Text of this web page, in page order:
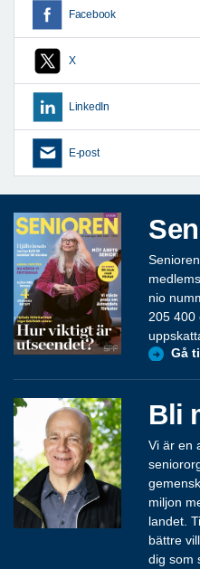
Facebook
X
LinkedIn
E-post
nio
205 400
Gå
Bli
Vi är en
miljon
landet.
bättre
dig som